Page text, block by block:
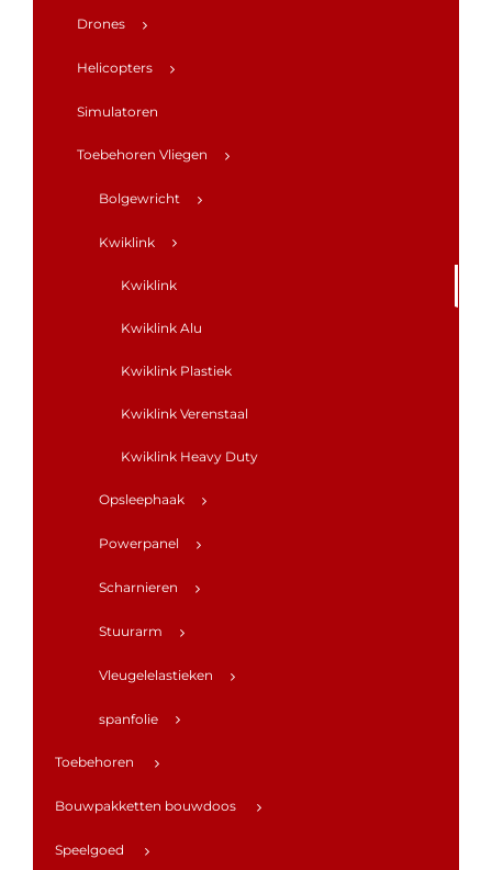
Drones
Helicopters
Simulatoren
Toebehoren Vliegen
Bolgewricht
Kwiklink
Kwiklink
Kwiklink Alu
Kwiklink Plastiek
Kwiklink Verenstaal
Kwiklink Heavy Duty
Opsleephaak
Powerpanel
Scharnieren
Stuurarm
Vleugelelastieken
spanfolie
Toebehoren
Bouwpakketten bouwdoos
Speelgoed